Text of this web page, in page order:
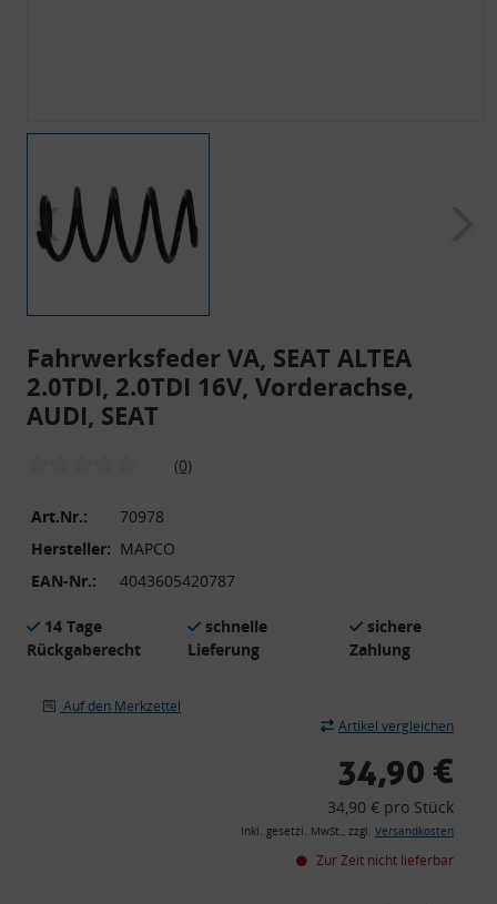
Fahrwerksfeder VA, SEAT ALTEA
2.0TDI, 2.0TDI 16V, Vorderachse,
AUDI, SEAT
(0)
Art.Nr.:
70978
Hersteller: MAPCO
EAN-Nr.:
4043605420787
14 Tage
Rückgaberecht
schnelle
Lieferung
sichere
Zahlung
Auf den Merkzettel
Artikel vergleichen
34,90 €
34,90 € pro Stück
inkl. gesetzl. MwSt., zzgl. Versandkosten
Zur Zeit nicht lieferbar